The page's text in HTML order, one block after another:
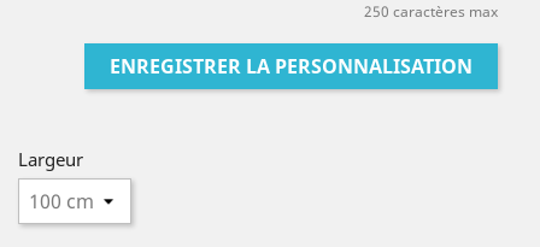
250 caractères max
ENREGISTRER LA PERSONNALISATION
Largeur